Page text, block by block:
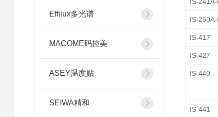
Effilux多光谱
MACOME码控美
ASEY温度贴
SEIWA精和
IS-
IS-417
IS-427
IS-440
IS-441